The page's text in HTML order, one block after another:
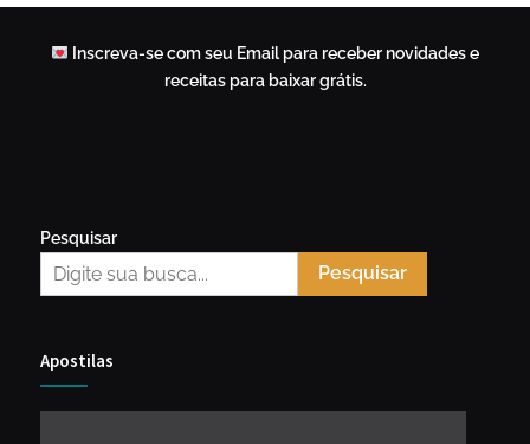
Inscreva-se com seu Email para receber novidades e
receitas para baixar grátis.
Pesquisar
Pesquisar
Apostilas